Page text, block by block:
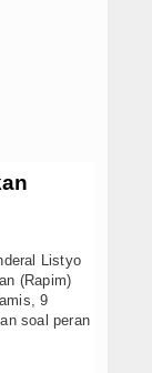
Listyo
(Rapim)
9
soal peran